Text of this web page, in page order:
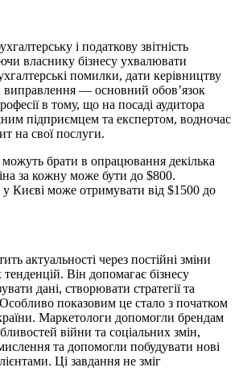
і податкову звітність
власнику бізнесу ухвалювати
помилки, дати керівництву
виправлення — основний обов’язок
в тому, що на посаді аудитора
підприємцем та експертом, водночас
на свої послуги.
брати в опрацювання декілька
за кожну може бути до $800.
Києві може отримувати від $1500 до
актуальності через постійні зміни
Він допомагає бізнесу
дані, створювати стратегії та
Особливо показовим це стало з початком
Маркетологи допомогли брендам
війни та соціальних змін,
та допомогли побудувати нові
Ці завдання не зміг